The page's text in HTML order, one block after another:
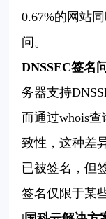
0.67%的网站
问。
DNSSEC签名
务器支持
而通过whois
致性，这种差
已被签名，但
签名仅限于某